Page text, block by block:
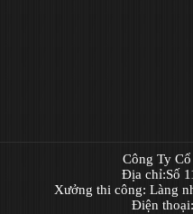
Công Ty
Địa chỉ:Số
Xưởng thi công: Làng
Điện